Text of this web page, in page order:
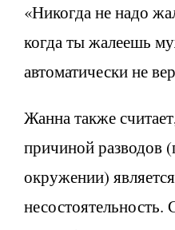
«Никогда не надо
когда ты жалеешь
автоматически не
Жанна также
причиной разводов
окружении)